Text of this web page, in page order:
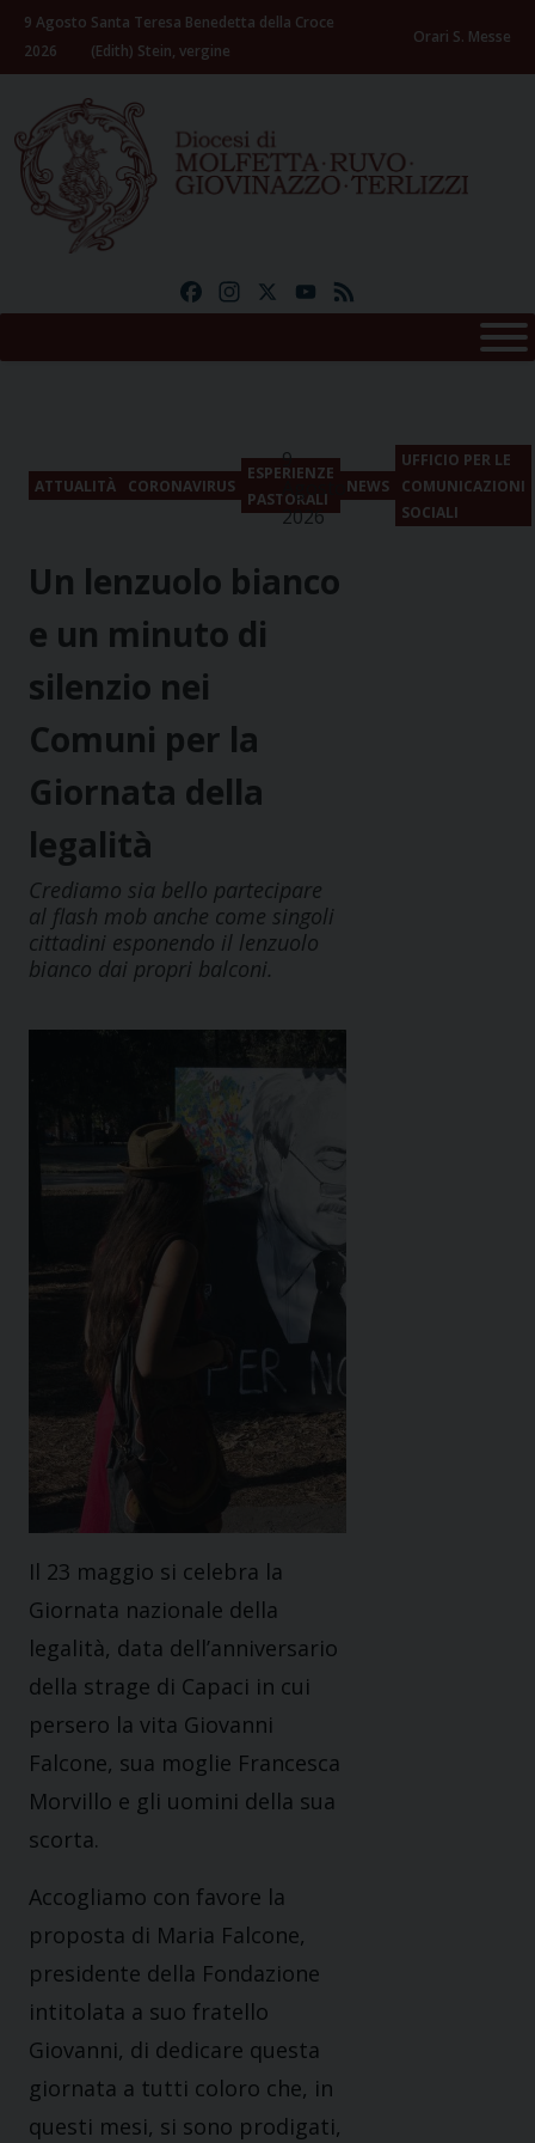
Skip
content
9 Agosto
2026
Santa Teresa Benedetta della Croce
(Edith) Stein, vergine
Orari S. Messe
FacebookInstagramYouTube
ATTUALITÀ CORONAVIRUS
ESPERIENZE
PASTORALI
NEWS
UFFICIO PER LE
COMUNICAZIONI
SOCIALI
9
Agosto
2026
Un lenzuolo bianco
e un minuto di
silenzio nei
Comuni per la
Giornata della
legalità
Crediamo sia bello partecipare
al flash mob anche come singoli
cittadini esponendo il lenzuolo
bianco dai propri balconi.
Il 23 maggio si celebra la
Giornata nazionale della
legalità, data dell’anniversario
della strage di Capaci in cui
persero la vita Giovanni
Falcone, sua moglie Francesca
Morvillo e gli uomini della sua
scorta.
Accogliamo con favore la
proposta di Maria Falcone,
presidente della Fondazione
intitolata a suo fratello
Giovanni, di dedicare questa
giornata a tutti coloro che, in
questi mesi, si sono prodigati,